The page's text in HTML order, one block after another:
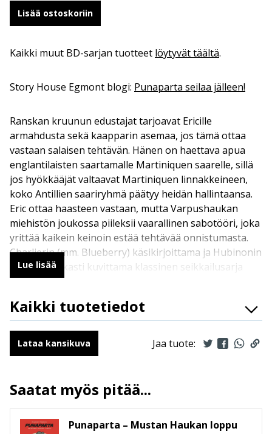
Lisää ostoskoriin
Kaikki muut BD-sarjan tuotteet löytyvät täältä.
Story House Egmont blogi: Punaparta seilaa jälleen!
Ranskan kruunun edustajat tarjoavat Ericille
armahdusta sekä kaapparin asemaa, jos tämä ottaa
vastaan salaisen tehtävän. Hänen on haettava apua
englantilaisten saartamalle Martiniquen saarelle, sillä
jos hyökkääjät valtaavat Martiniquen linnakkeineen,
koko Antillien saariryhmä päätyy heidän hallintaansa.
Eric ottaa haasteen vastaan, mutta Varpushaukan
miehistön joukossa piileksii vaarallinen sabotööri, joka
yrittää kaikein keinoin estää tehtävää onnistumasta.
Charlierin (mm. Blueberry) käsikirjoittama ja Hubinonin
huikean tarkasti kuvittama klassinen seikkailusarja
Punaparta on viihdyttänyt suomalaisia lukijoita jo 70-
Nyt merirosvo Punaparran ja tämän Eric-pojan tarina
jatkuu BD-albumisarjan sivuilla.
Lue lisää
Kaikki tuotetiedot
ISBN
9789523344501
Kirjoittajat
Jean-Michel Charlier
Kuvittajat
Ilmestymispäivä
19.10.2022
ALV
13.5 %
Sivumäärä
48
Lataa kansikuva Jaa tuote:
Saatat myös pitää...
Punaparta – Mustan Haukan loppu